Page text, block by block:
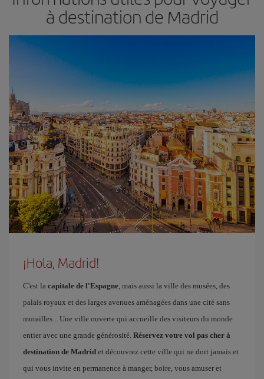
à destination de Madrid
¡Hola, Madrid!
C'est la capitale de l'Espagne, mais aussi la ville des musées, des
palais royaux et des larges avenues aménagées dans une cité sans
murailles... Une ville ouverte qui accueille des visiteurs du monde
entier avec une grande générosité. Réservez votre vol pas cher à
destination de Madrid et découvrez cette ville qui ne dort jamais et
qui vous invite en permanence à manger, boire, vous amuser et